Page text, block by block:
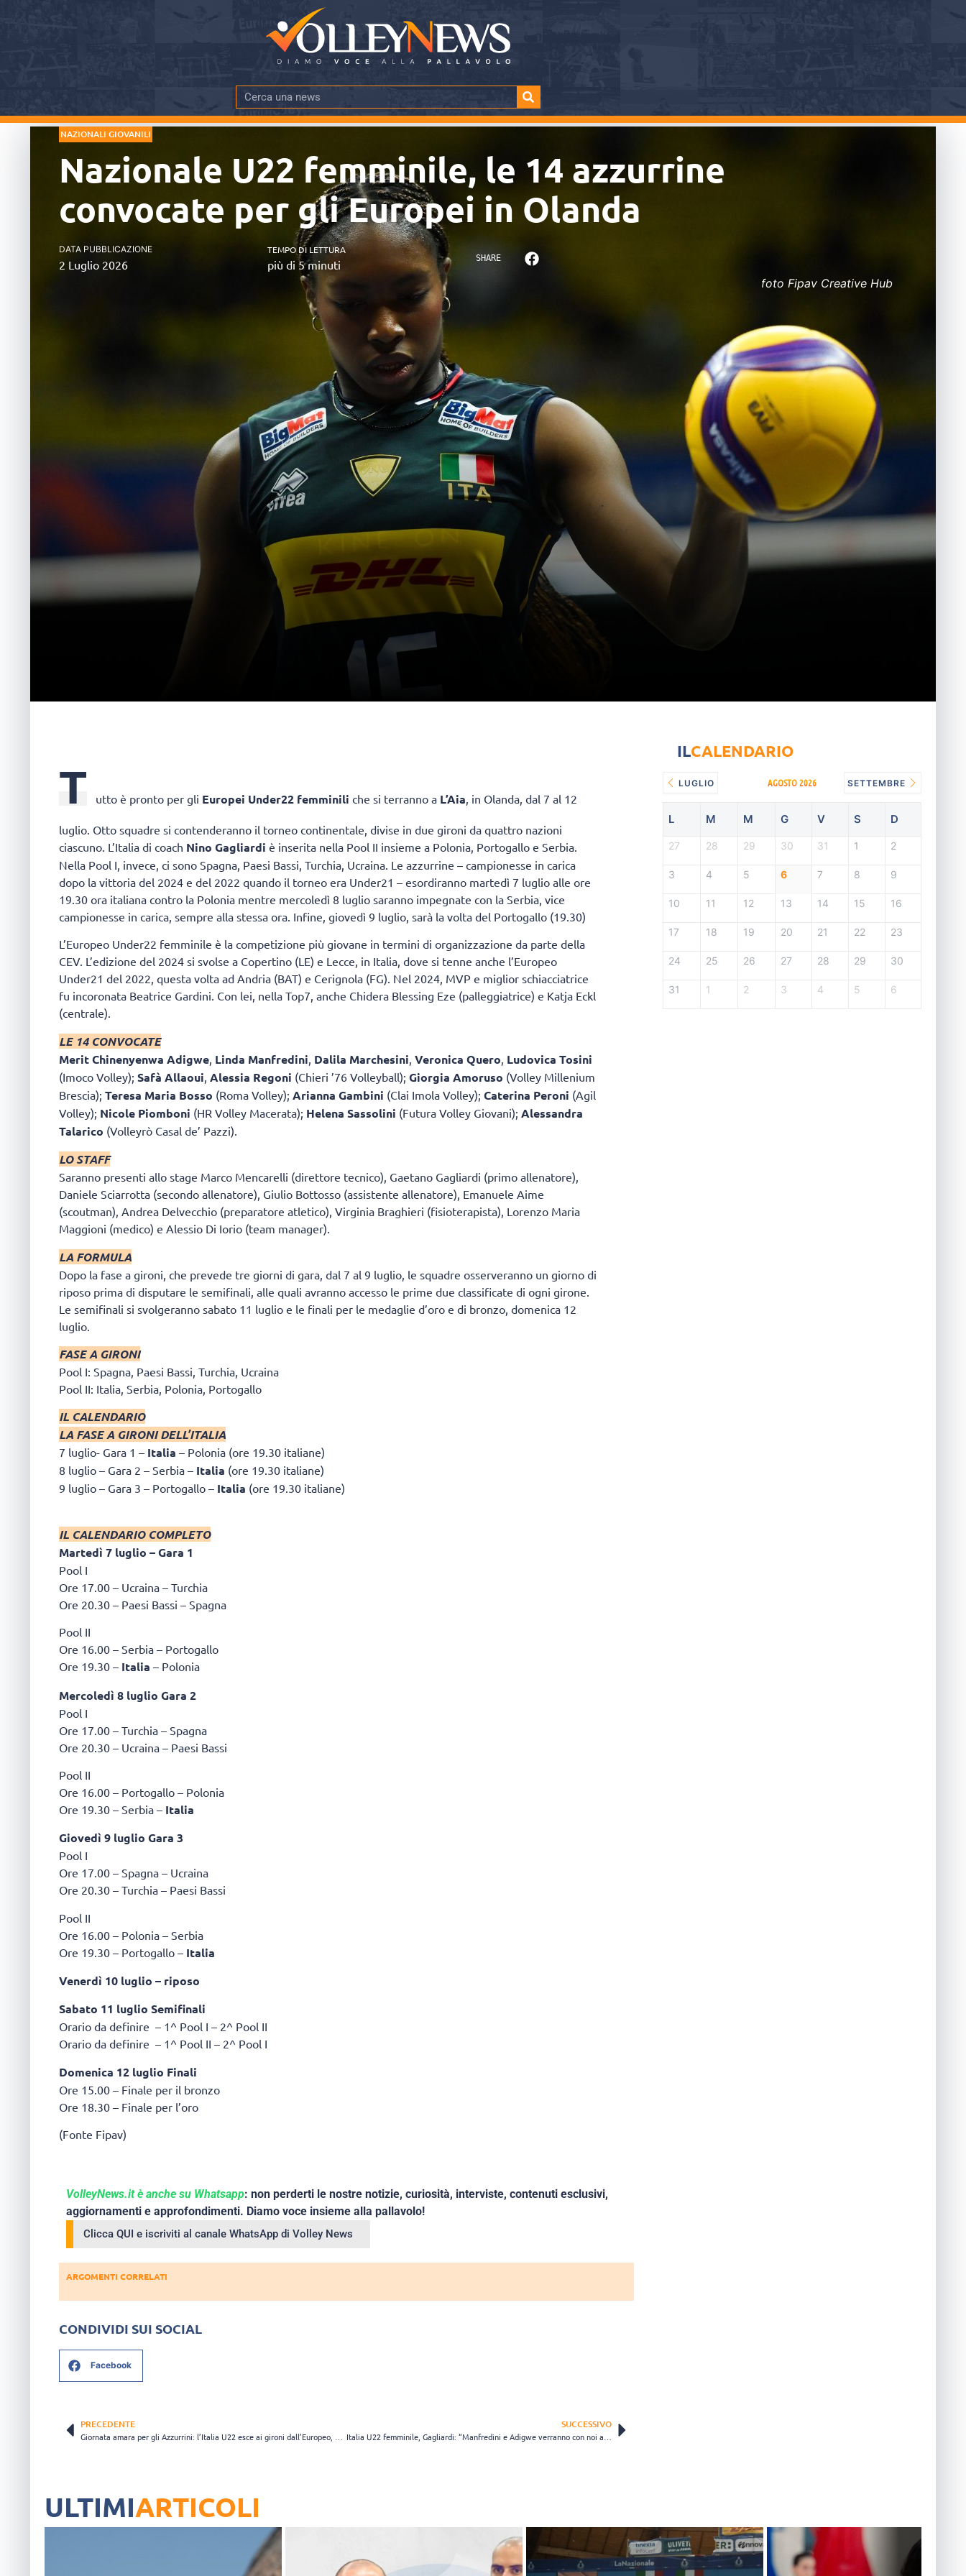
NAZIONALI GIOVANILI
Nazionale U22 femminile, le 14 azzurrine
convocate per gli Europei in Olanda
DATA PUBBLICAZIONE
2 Luglio 2026
TEMPO DI LETTURA
più di 5 minuti SHARE
foto Fipav Creative Hub
T utto è pronto per gli Europei Under22 femminili che si terranno a L’Aia , in Olanda, dal 7 al 12
luglio. Otto squadre si contenderanno il torneo continentale, divise in due gironi da quattro nazioni
ciascuno. L’Italia di coach Nino Gagliardi è inserita nella Pool II insieme a Polonia, Portogallo e Serbia.
Nella Pool I, invece, ci sono Spagna, Paesi Bassi, Turchia, Ucraina. Le azzurrine – campionesse in carica
dopo la vittoria del 2024 e del 2022 quando il torneo era Under21 – esordiranno martedì 7 luglio alle ore
19.30 ora italiana contro la Polonia mentre mercoledì 8 luglio saranno impegnate con la Serbia, vice
campionesse in carica, sempre alla stessa ora. Infine, giovedì 9 luglio, sarà la volta del Portogallo (19.30)
L’Europeo Under22 femminile è la competizione più giovane in termini di organizzazione da parte della
CEV. L’edizione del 2024 si svolse a Copertino (LE) e Lecce, in Italia, dove si tenne anche l’Europeo
Under21 del 2022, questa volta ad Andria (BAT) e Cerignola (FG). Nel 2024, MVP e miglior schiacciatrice
fu incoronata Beatrice Gardini. Con lei, nella Top7, anche Chidera Blessing Eze (palleggiatrice) e Katja Eckl
(centrale).
LE 14 CONVOCATE
Merit Chinenyenwa Adigwe Linda Manfredini Dalila Marchesini Veronica Quero Ludovica Tosini
(Imoco Volley); Safà Allaoui Alessia Regoni (Chieri ’76 Volleyball); Giorgia Amoruso (Volley Millenium
Brescia); Teresa Maria Bosso (Roma Volley); Arianna Gambini (Clai Imola Volley); Caterina Peroni (Agil
Volley); Nicole Piomboni (HR Volley Macerata); Helena Sassolini (Futura Volley Giovani); Alessandra
Talarico (Volleyrò Casal de’ Pazzi).
LO STAFF
Saranno presenti allo stage Marco Mencarelli (direttore tecnico), Gaetano Gagliardi (primo allenatore),
Daniele Sciarrotta (secondo allenatore), Giulio Bottosso (assistente allenatore), Emanuele Aime
(scoutman), Andrea Delvecchio (preparatore atletico), Virginia Braghieri (fisioterapista), Lorenzo Maria
Maggioni (medico) e Alessio Di Iorio (team manager).
LA FORMULA
Dopo la fase a gironi, che prevede tre giorni di gara, dal 7 al 9 luglio, le squadre osserveranno un giorno di
riposo prima di disputare le semifinali, alle quali avranno accesso le prime due classificate di ogni girone.
Le semifinali si svolgeranno sabato 11 luglio e le finali per le medaglie d’oro e di bronzo, domenica 12
luglio.
FASE A GIRONI
Pool I: Spagna, Paesi Bassi, Turchia, Ucraina
Pool II: Italia, Serbia, Polonia, Portogallo
IL CALENDARIO
LA FASE A GIRONI DELL’ITALIA
7 luglio- Gara 1 – Italia – Polonia (ore 19.30 italiane)
8 luglio – Gara 2 – Serbia – Italia (ore 19.30 italiane)
9 luglio – Gara 3 – Portogallo – Italia (ore 19.30 italiane)
IL CALENDARIO COMPLETO
Martedì 7 luglio – Gara 1
Pool I
Ore 17.00 – Ucraina – Turchia
Ore 20.30 – Paesi Bassi – Spagna
Pool II
Ore 16.00 – Serbia – Portogallo
Ore 19.30 – Italia – Polonia
Mercoledì 8 luglio Gara 2
Pool I
Ore 17.00 – Turchia – Spagna
Ore 20.30 – Ucraina – Paesi Bassi
Pool II
Ore 16.00 – Portogallo – Polonia
Ore 19.30 – Serbia – Italia
Giovedì 9 luglio Gara 3
Pool I
Ore 17.00 – Spagna – Ucraina
Ore 20.30 – Turchia – Paesi Bassi
Pool II
Ore 16.00 – Polonia – Serbia
Ore 19.30 – Portogallo – Italia
Venerdì 10 luglio – riposo
Sabato 11 luglio Semifinali
Orario da definire – 1^ Pool I – 2^ Pool II
Orario da definire – 1^ Pool II – 2^ Pool I
Domenica 12 luglio Finali
Ore 15.00 – Finale per il bronzo
Ore 18.30 – Finale per l’oro
(Fonte Fipav)
VolleyNews.it è anche su Whatsapp: non perderti le nostre notizie, curiosità, interviste, contenuti esclusivi,
aggiornamenti e approfondimenti. Diamo voce insieme alla pallavolo!
Clicca QUI e iscriviti al canale WhatsApp di Volley News
ARGOMENTI CORRELATI
CONDIVIDI SUI SOCIAL
Facebook
PRECEDENTE SUCCESSIVO
ILCALENDARIO
LUGLIO AGOSTO 2026 SETTEMBRE
L M M G V S D
27 28 29 30 31 1 2
3 4 5 6 7 8 9
10 11 12 13 14 15 16
17 18 19 20 21 22 23
24 25 26 27 28 29 30
31 1 2 3 4 5 6
ULTIMIARTICOLI